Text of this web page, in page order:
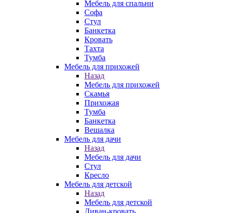
Мебель для спальни
Софа
Стул
Банкетка
Кровать
Тахта
Тумба
Мебель для прихожей
Назад
Мебель для прихожей
Скамья
Прихожая
Тумба
Банкетка
Вешалка
Мебель для дачи
Назад
Мебель для дачи
Стул
Кресло
Мебель для детской
Назад
Мебель для детской
Диван-кровать